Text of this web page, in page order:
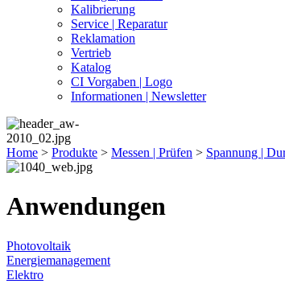
Kalibrierung
Service | Reparatur
Reklamation
Vertrieb
Katalog
CI Vorgaben | Logo
Informationen | Newsletter
Home > Produkte > Messen | Prüfen > Spannung |
Anwendungen
Photovoltaik
Energiemanagement
Elektro